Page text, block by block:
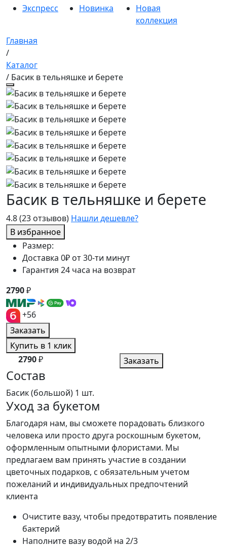
Экспресс
Новинка
Новая
коллекция
Главная
/
Каталог
/ Басик в тельняшке и берете
4.8(23 отзывов) Нашли дешевле?
В избранное
Басик в тельняшке и берете
Размер:
Доставка 0₽ от 30-ти минут
Гарантия 24 часа на возврат
2790₽
+56
Заказать
Купить в 1 клик
2790₽ Заказать
Состав
Басик (большой) 1 шт.
Уход за букетом
Благодаря нам, вы сможете порадовать близкого
человека или просто друга роскошным букетом,
оформленным опытными флористами. Мы
предлагаем вам принять участие в создании
цветочных подарков, с обязательным учетом
пожеланий и индивидуальных предпочтений
клиента
Очистите вазу, чтобы предотвратить появление
бактерий
Наполните вазу водой на 2/3